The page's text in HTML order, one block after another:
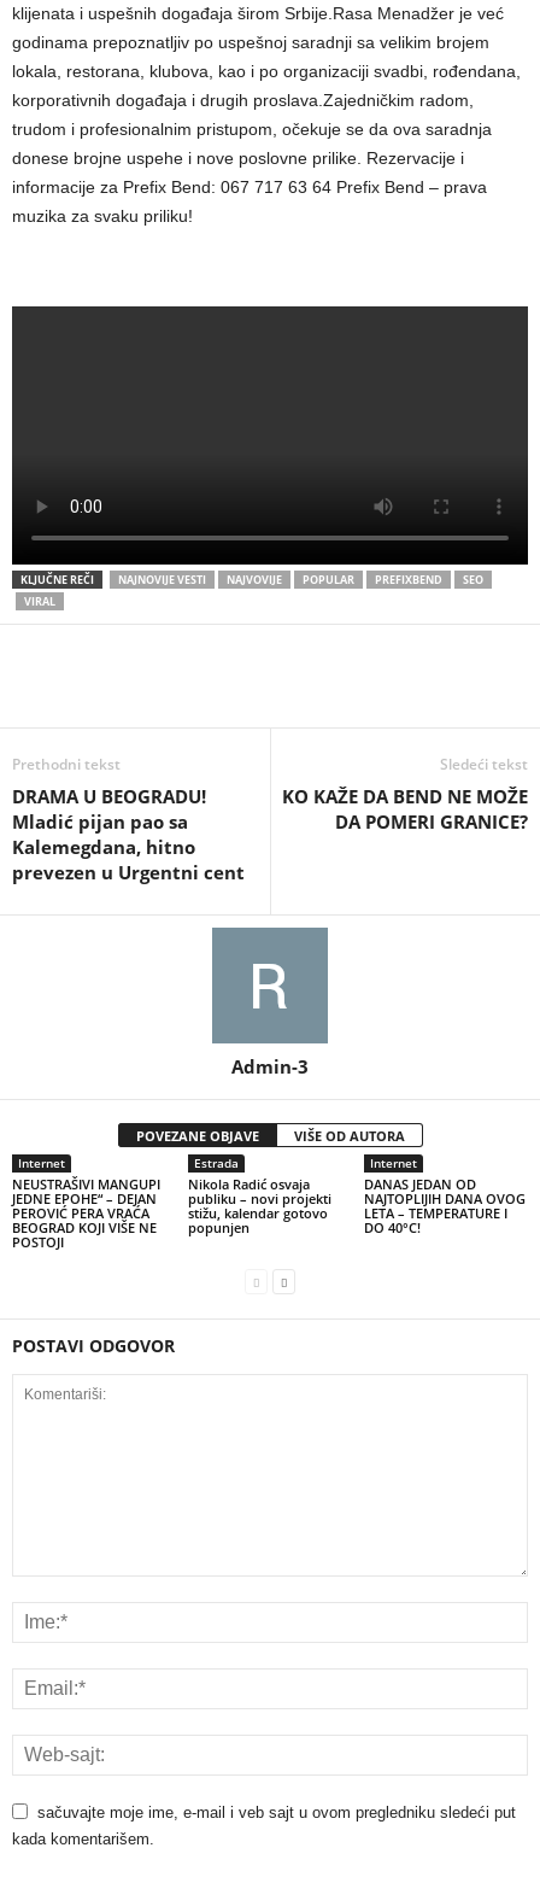
klijenata i uspešnih događaja širom Srbije.Rasa Menadžer je već
godinama prepoznatljiv po uspešnoj saradnji sa velikim brojem
lokala, restorana, klubova, kao i po organizaciji svadbi, rođendana,
korporativnih događaja i drugih proslava.Zajedničkim radom,
trudom i profesionalnim pristupom, očekuje se da ova saradnja
donese brojne uspehe i nove poslovne prilike. Rezervacije i
informacije za Prefix Bend: 067 717 63 64 Prefix Bend – prava
muzika za svaku priliku!
KLJUČNE REČI NAJNOVIJE VESTI NAJVOVIJE POPULAR PREFIXBEND
SEO
VIRAL
Prethodni tekst
DRAMA U BEOGRADU!
Mladić pijan pao sa
Kalemegdana, hitno
prevezen u Urgentni cent
Sledeći tekst
KO KAŽE DA BEND NE MOŽE
DA POMERI GRANICE?
Admin-3
POVEZANE OBJAVE VIŠE OD AUTORA
Internet
NEUSTRAŠIVI MANGUPI
JEDNE EPOHE“ – DEJAN
PEROVIĆ PERA VRAĆA
BEOGRAD KOJI VIŠE NE
POSTOJI
Estrada
Nikola Radić osvaja
publiku – novi projekti
stižu, kalendar gotovo
popunjen
Internet
DANAS JEDAN OD
NAJTOPLIJIH DANA OVOG
LETA – TEMPERATURE I
DO 40°C!
POSTAVI ODGOVOR
sačuvajte moje ime, e-mail i veb sajt u ovom pregledniku sledeći put
kada komentarišem.